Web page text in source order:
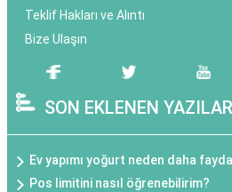
Teklif Hakları ve Alıntı
Bize Ulaşın
SON EKLENEN YAZILAR
Ev yapımı yoğurt neden daha
Pos limitini nasıl öğrenebilirim?